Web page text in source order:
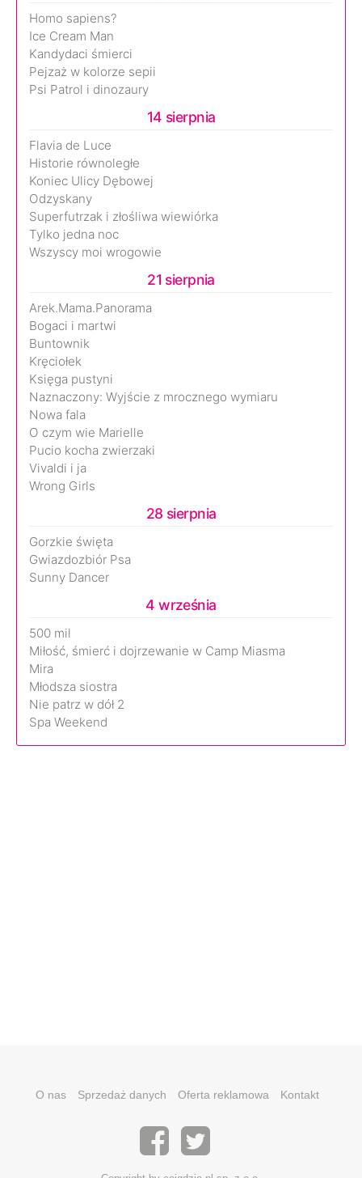
Homo sapiens?
Ice Cream Man
Kandydaci śmierci
Pejzaż w kolorze sepii
Psi Patrol i dinozaury
14 sierpnia
Flavia de Luce
Historie równoległe
Koniec Ulicy Dębowej
Odzyskany
Superfutrzak i złośliwa wiewiórka
Tylko jedna noc
Wszyscy moi wrogowie
21 sierpnia
Arek.Mama.Panorama
Bogaci i martwi
Buntownik
Kręciołek
Księga pustyni
Naznaczony: Wyjście z mrocznego wymiaru
Nowa fala
O czym wie Marielle
Pucio kocha zwierzaki
Vivaldi i ja
Wrong Girls
28 sierpnia
Gorzkie święta
Gwiazdozbiór Psa
Sunny Dancer
4 września
500 mil
Miłość, śmierć i dojrzewanie w Camp Miasma
Mira
Młodsza siostra
Nie patrz w dół 2
Spa Weekend
O nas Sprzedaż danych Oferta reklamowa Kontakt